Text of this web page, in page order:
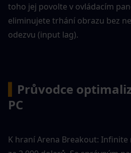
toho jej povolte v ovládacím
eliminujete trhání obrazu bez
odezvu (input lag).
Průvodce
PC
K hraní Arena Breakout: